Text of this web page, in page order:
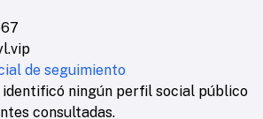
de seguimiento
identificó ningún perfil social público
consultadas.